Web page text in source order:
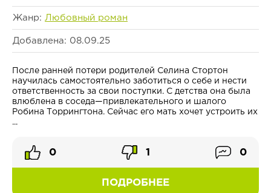
Жанр: Любовный роман
Добавлена: 08.09.25
После ранней потери родителей Селина Стортон
научилась самостоятельно заботиться о себе и нести
ответственность за свои поступки. С детства она была
влюблена в соседа—привлекательного и шалого
Робина Торрингтона. Сейчас его мать хочет устроить их
...
ПОДРОБНЕЕ
0 1 0